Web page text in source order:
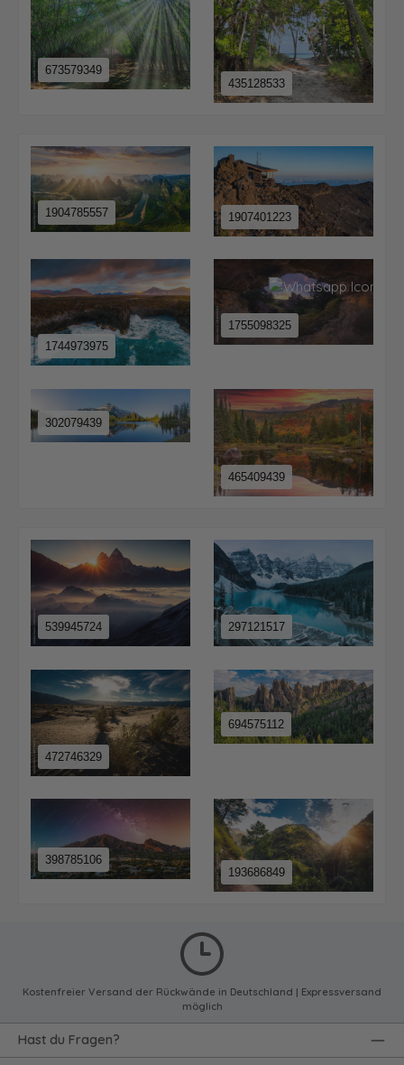
673579349
435128533
1904785557 1907401223
1744973975
1755098325
302079439
465409439
539945724 297121517
472746329
694575112
398785106
193686849
Kostenfreier Versand der Rückwände in Deutschland | Expressversand
möglich
Hast du Fragen?